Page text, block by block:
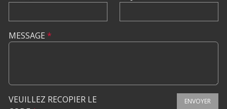
MESSAGE *
VEUILLEZ RECOPIER LE
ENVOYER